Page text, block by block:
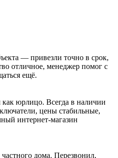
— привезли точно в срок,
отличное, менеджер помог с
ещё.
юрлицо. Всегда в наличии
цены стабильные,
интернет-магазин
дома. Перезвонил,